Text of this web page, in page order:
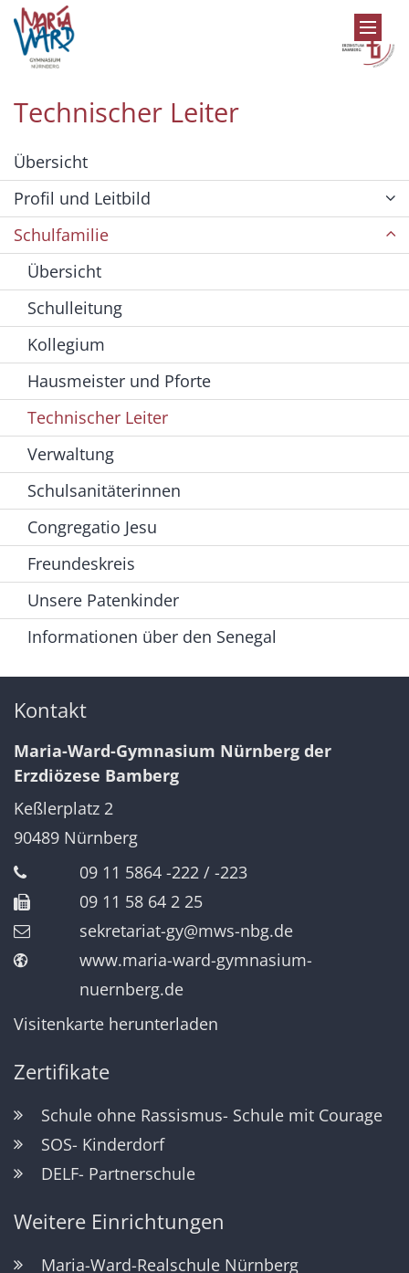
Zum Inhalt springen
Technischer Leiter
Übersicht
Profil und Leitbild
Schulfamilie
Übersicht
Schulleitung
Kollegium
Hausmeister und Pforte
Technischer Leiter
Verwaltung
Schulsanitäterinnen
Congregatio Jesu
Freundeskreis
Unsere Patenkinder
Informationen über den Senegal
Kontakt
Maria-Ward-Gymnasium Nürnberg der
Erzdiözese Bamberg
Keßlerplatz 2
90489 Nürnberg
09 11 5864 -222 / -223
09 11 58 64 2 25
sekretariat-gy@mws-nbg.de
www.maria-ward-gymnasium-
nuernberg.de
Visitenkarte herunterladen
Zertifikate
Schule ohne Rassismus- Schule mit Courage
SOS- Kinderdorf
DELF- Partnerschule
Weitere Einrichtungen
Maria-Ward-Realschule Nürnberg